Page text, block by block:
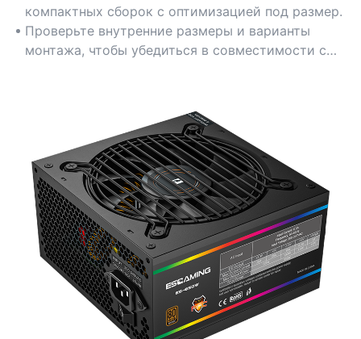
компактных сборок с оптимизацией под размер.
Проверьте внутренние размеры и варианты
монтажа, чтобы убедиться в совместимости с